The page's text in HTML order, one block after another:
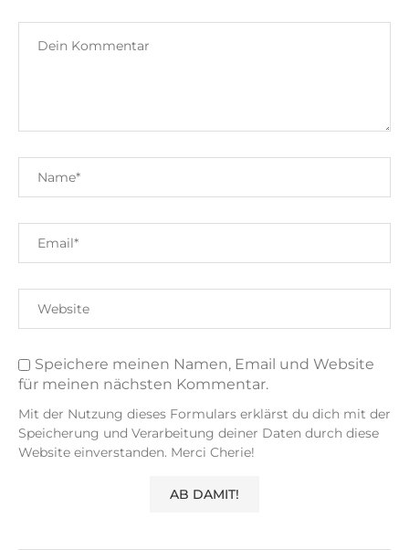
Speichere meinen Namen, Email und Website
für meinen nächsten Kommentar.
Mit der Nutzung dieses Formulars erklärst du dich mit der
Speicherung und Verarbeitung deiner Daten durch diese
Website einverstanden. Merci Cherie!